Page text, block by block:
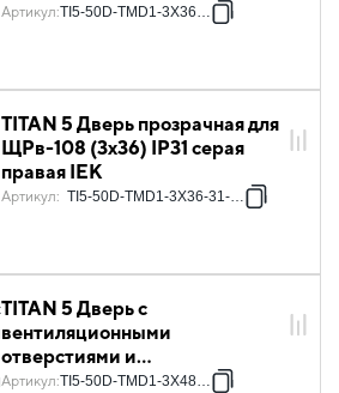
Артикул:TI5-50D-TMD1-3X36-31
TITAN 5 Дверь прозрачная для
ЩРв-108 (3х36) IP31 серая
правая IEK
Артикул: TI5-50D-TMD1-3X36-31-7035
TITAN 5 Дверь с
вентиляционными
отверстиями и
радиопрозрачной вставкой
Артикул:TI5-50D-TMD1-3X48-30